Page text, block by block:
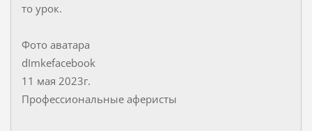
то урок.
Фото аватара
dImkefacebook
11 мая 2023г.
Профессиональные аферисты